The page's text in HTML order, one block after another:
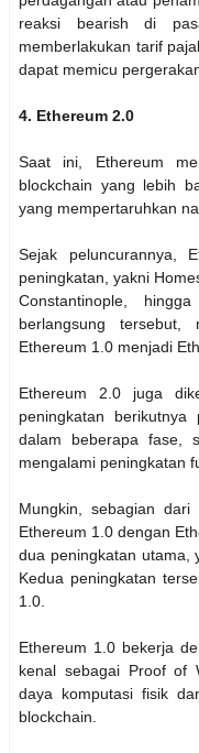
reaksi bearish di
memberlakukan tarif
dapat memicu
4. Ethereum 2.0
Saat ini, Ethereum
blockchain yang lebih
yang mempertaruhkan
Sejak peluncurannya,
peningkatan, yakni
Constantinople,
berlangsung tersebut,
Ethereum 1.0 menjadi
Ethereum 2.0 juga
peningkatan
dalam beberapa fase,
mengalami peningkatan
Mungkin, sebagian dari
Ethereum 1.0 dengan
dua peningkatan utama,
Kedua peningkatan
1.0.
Ethereum 1.0 bekerja
kenal sebagai Proof of
daya komputasi fisik
blockchain.